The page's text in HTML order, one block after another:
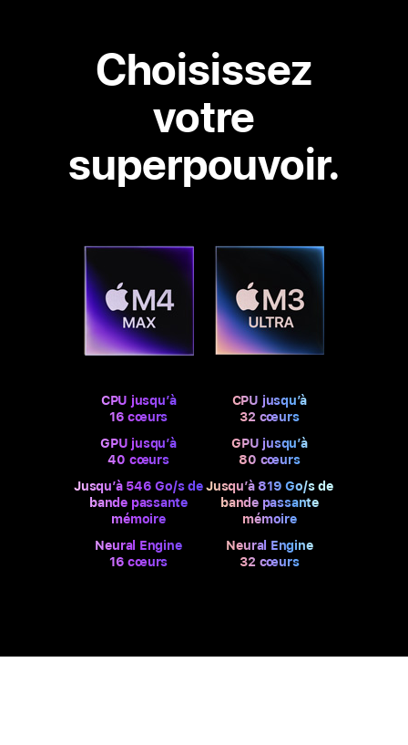
Choisissez
votre
superpouvoir.
CPU jusqu’à
16 cœurs
GPU jusqu’à
40 cœurs
Jusqu’à 546 Go/s de
bande passante
mémoire
Neural Engine
16 cœurs
CPU jusqu’à
32 cœurs
GPU jusqu’à
80 cœurs
Jusqu’à 819 Go/s de
bande passante
mémoire
Neural Engine
32 cœurs